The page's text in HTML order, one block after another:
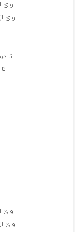
وای
وای
تا
وای
وای